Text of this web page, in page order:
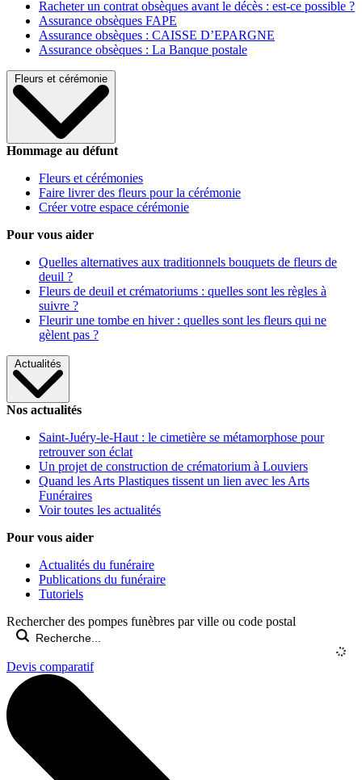
Racheter un contrat obsèques avant le décès : est-ce possible ?
Assurance obsèques FAPE
Assurance obsèques : CAISSE D’EPARGNE
Assurance obsèques : La Banque postale
Fleurs et cérémonie
Hommage au défunt
Fleurs et cérémonies
Faire livrer des fleurs pour la cérémonie
Créer votre espace cérémonie
Pour vous aider
Quelles alternatives aux traditionnels bouquets de fleurs de
deuil ?
Fleurs de deuil et crématoriums : quelles sont les règles à
suivre ?
Fleurir une tombe en hiver : quelles sont les fleurs qui ne
gèlent pas ?
Actualités
Nos actualités
Saint-Juéry-le-Haut : le cimetière se métamorphose pour
retrouver son éclat
Un projet de construction de crématorium à Louviers
Quand les Arts Plastiques tissent un lien avec les Arts
Funéraires
Voir toutes les actualités
Pour vous aider
Actualités du funéraire
Publications du funéraire
Tutoriels
Rechercher des pompes funèbres par ville ou code postal
Devis comparatif